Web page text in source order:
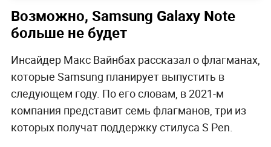
Возможно, Samsung Galaxy Note
больше не будет
Инсайдер Макс Вайнбах рассказал о флагманах,
которые Samsung планирует выпустить в
следующем году. По его словам, в 2021-м
компания представит семь флагманов, три из
которых получат поддержку стилуса S Pen.